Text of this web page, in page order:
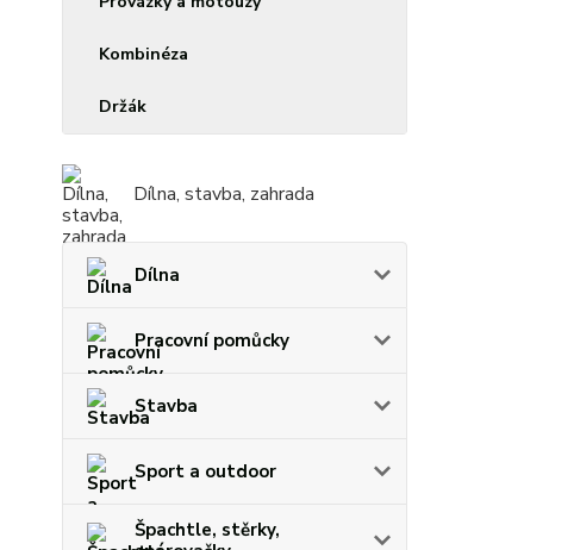
Kombinéza
Držák
Dílna, stavba, zahrada
Dílna
Pracovní pomůcky
Stavba
Sport a outdoor
Špachtle, stěrky,